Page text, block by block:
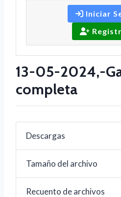
Iniciar
13-05-2024,-
completa
Descargas
Tamaño del archivo
Recuento de archivos